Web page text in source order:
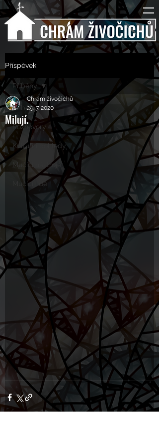
Příspěvek
Příběhy
Rozhovory
Kulturní pohledy
Mučící nástroje
Mučící lidé
Příběhy
Milují.
Chrám živočichů
29. 7. 2020